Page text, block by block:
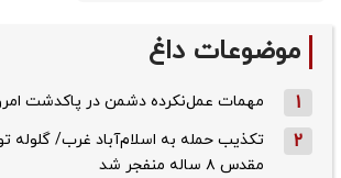
موضوعات داغ
1 مهمات عمل‌نکرده دشمن در پاکدشت
2
تکذیب حمله به اسلام‌آباد غرب/ گلوله
مقدس ۸ ساله منفجر شد